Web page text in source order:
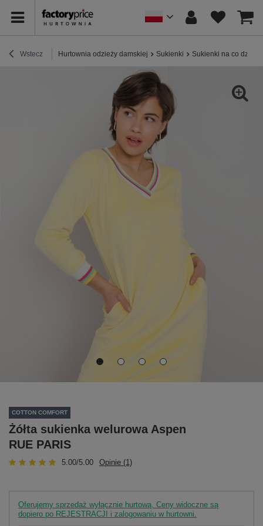
Wstecz Hurtownia odzieży damskiej Sukienki Sukienki na co dzień
COTTON COMFORT
Żółta sukienka welurowa Aspen
RUE PARIS
5.00/5.00 Opinie (1)
Oferujemy sprzedaż wyłącznie hurtową. Ceny widoczne są
dopiero po REJESTRACJI i zalogowaniu w hurtowni.